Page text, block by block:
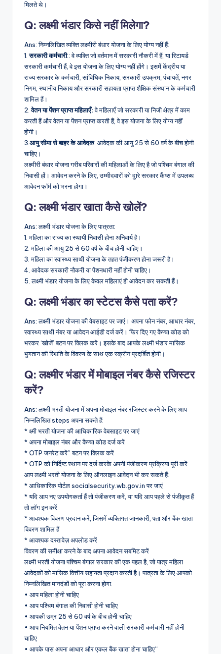
मिलते थे।
Q: लक्ष्मी भंडार किसे नहीं मिलेगा?
Ans: निम्नलिखित व्यक्ति लक्ष्मीरी बंधार योजना के लिए योग्य नहीं हैं:
1.सरकारी कर्मचारी:: वे व्यक्ति जो वर्तमान में सरकारी नौकरी में हैं, या रिटायर्ड
सरकारी कर्मचारी हैं, वे इस योजना के लिए योग्य नहीं होंगे। इसमें केंद्रीय या
राज्य सरकार के कर्मचारी, सांविधिक निकाय, सरकारी उपक्रम, पंचायतें, नगर
निगम, स्थानीय निकाय और सरकारी सहायता प्राप्त शैक्षिक संस्थान के कर्मचारी
शामिल हैं।
2.वेतन या पेंशन प्राप्त महिलाएँ:वे महिलाएँ जो सरकारी या निजी क्षेत्र में काम
करती हैं और वेतन या पेंशन प्राप्त करती हैं, वे इस योजना के लिए योग्य नहीं
होंगी।
3.आयु सीमा से बाहर के आवेदक: आवेदक की आयु 25 से 60 वर्ष के बीच होनी
चाहिए।
लक्ष्मीरी बंधार योजना गरीब परिवारों की महिलाओं के लिए है जो पश्चिम बंगाल की
निवासी हों। आवेदन करने के लिए, उम्मीदवारों को दुारे सरकार कैंप्स में उपलब्ध
आवेदन फॉर्म को भरना होगा।
Q: लक्ष्मी भंडार खाता कैसे खोलें?
Ans: लक्ष्मी भंडार योजना के लिए पात्रता:
1. महिला का राज्य का स्थायी निवासी होना अनिवार्य है।
2. महिला की आयु 25 से 60 वर्ष के बीच होनी चाहिए।
3. महिला का स्वास्थ्य साथी योजना के तहत पंजीकरण होना जरूरी है।
4. आवेदक सरकारी नौकरी या पेंशनधारी नहीं होनी चाहिए।
5. लक्ष्मी भंडार योजना के लिए केवल महिलाएं ही आवेदन कर सकती हैं।
Q: लक्ष्मी भंडार का स्टेटस कैसे पता करें?
Ans: लक्ष्मी भंडार योजना की वेबसाइट पर जाएं। अपना फोन नंबर, आधार नंबर,
स्वास्थ्य साथी नंबर या आवेदन आईडी दर्ज करें। फिर दिए गए कैप्चा कोड को
भरकर ‘खोजें’ बटन पर क्लिक करें। इसके बाद आपके लक्ष्मी भंडार मासिक
भुगतान की स्थिति के विवरण के साथ एक स्क्रीन प्रदर्शित होगी।
Q: लक्ष्मीर भंडार में मोबाइल नंबर कैसे रजिस्टर
करें?
Ans: लक्ष्मी भरती योजना में अपना मोबाइल नंबर रजिस्टर करने के लिए आप
निम्नलिखित steps अपना सकते हैं:
* क्ष्मी भरती योजना की आधिकारिक वेबसाइट पर जाएं
* अपना मोबाइल नंबर और कैप्चा कोड दर्ज करें
* OTP जनरेट करें” बटन पर क्लिक करें
* OTP को निर्दिष्ट स्थान पर दर्ज करके अपनी पंजीकरण प्रक्रिया पूरी करें
आप लक्ष्मी भरती योजना के लिए ऑनलाइन आवेदन भी कर सकते हैं:
* आधिकारिक पोर्टल socialsecurity.wb.gov.in पर जाएं
* यदि आप नए उपयोगकर्ता हैं तो पंजीकरण करें, या यदि आप पहले से पंजीकृत हैं
तो लॉग इन करें
* आवश्यक विवरण प्रदान करें, जिसमें व्यक्तिगत जानकारी, पता और बैंक खाता
विवरण शामिल हैं
* आवश्यक दस्तावेज़ अपलोड करें
विवरण की समीक्षा करने के बाद अपना आवेदन सबमिट करें
लक्ष्मी भरती योजना पश्चिम बंगाल सरकार की एक पहल है, जो पात्र महिला
आवेदकों को मासिक वित्तीय सहायता प्रदान करती है। पात्रता के लिए आपको
निम्नलिखित मानदंडों को पूरा करना होगा:
• आप महिला होनी चाहिए
• आप पश्चिम बंगाल की निवासी होनी चाहिए
• आपकी उम्र 25 से 60 वर्ष के बीच होनी चाहिए
• आप नियमित वेतन या पेंशन प्राप्त करने वाली सरकारी कर्मचारी नहीं होनी
चाहिए
• आपके पास अपना आधार और एकल बैंक खाता होना चाहिए”